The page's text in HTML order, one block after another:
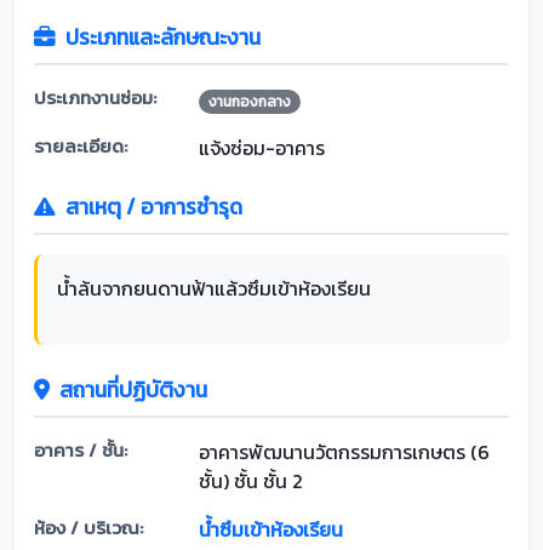
ประเภทและลักษณะงาน
ประเภทงานซ่อม: งานกองกลาง
รายละเอียด: แจ้งซ่อม-อาคาร
สาเหตุ / อาการชำรุด
น้ำล้นจากยนดานฟ้าแล้วซึมเข้าห้องเรียน
สถานที่ปฏิบัติงาน
อาคาร / ชั้น:
อาคารพัฒนานวัตกรรมการเกษตร (6
ชั้น) ชั้น ชั้น 2
ห้อง / บริเวณ: น้ำซึมเข้าห้องเรียน